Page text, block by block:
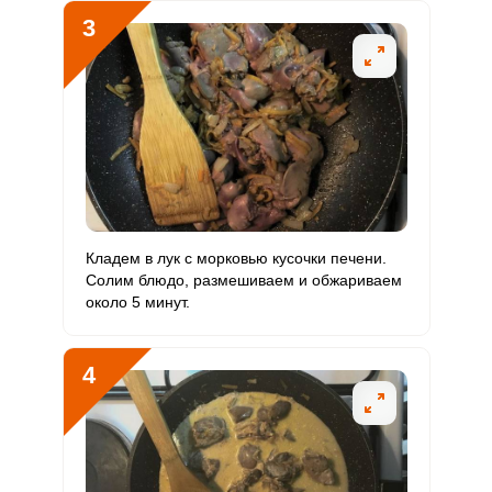
Магний 149.6 мг 400 мг 5.6 9.4
Натрий 886.7 мг 1300 мг 10.2 17.1
Сера 885.2 мг 500 мг 26.4 44.3
Фосфор 1182.5 мг 800 мг 22 37
Хлор 69.1 мг 2300 мг 0.4 0.8
Алюминий 626.1 мкг
Йод
Кобальт 66.4 мкг 10 мкг 99 166
Литий 4.2 мкг 70 мкг 0.9 1.5
3
Кладем в лук с морковью кусочки печени.
Солим блюдо, размешиваем и обжариваем
около 5 минут.
4